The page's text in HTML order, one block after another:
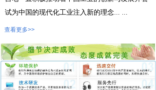
试为中国的现代化工业注入新的理念... ...
查看更多>>